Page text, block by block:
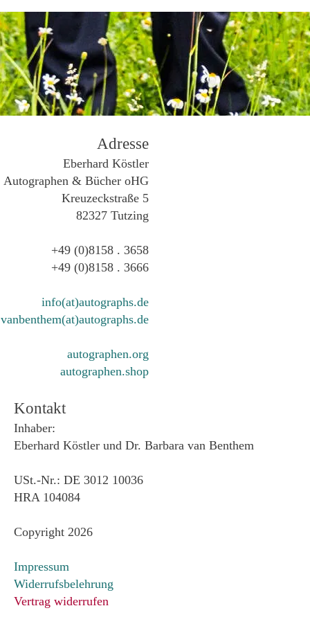
Adresse
Eberhard Köstler
Autographen & Bücher oHG
Kreuzeckstraße 5
82327 Tutzing
+49 (0)8158 . 3658
+49 (0)8158 . 3666
info(at)autographs.de
vanbenthem(at)autographs.de
autographen.org
autographen.shop
Kontakt
Inhaber:
Eberhard Köstler und Dr. Barbara van Benthem
USt.-Nr.: DE 3012 10036
HRA 104084
Copyright 2026
Impressum
Widerrufsbelehrung
Vertrag widerrufen